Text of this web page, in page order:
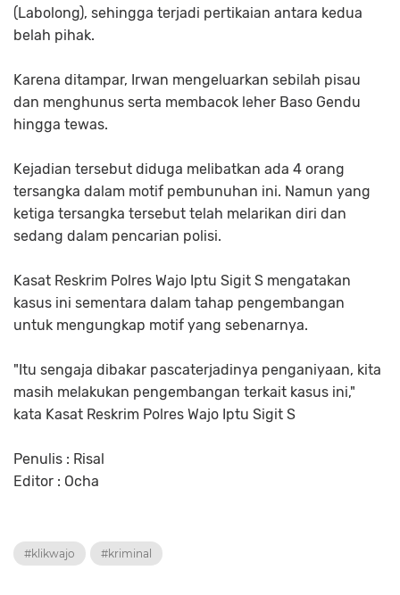
(Labolong), sehingga terjadi pertikaian antara kedua
belah pihak.
Karena ditampar, Irwan mengeluarkan sebilah pisau
dan menghunus serta membacok leher Baso Gendu
hingga tewas.
Kejadian tersebut diduga melibatkan ada 4 orang
tersangka dalam motif pembunuhan ini. Namun yang
ketiga tersangka tersebut telah melarikan diri dan
sedang dalam pencarian polisi.
Kasat Reskrim Polres Wajo Iptu Sigit S mengatakan
kasus ini sementara dalam tahap pengembangan
untuk mengungkap motif yang sebenarnya.
"Itu sengaja dibakar pascaterjadinya penganiyaan, kita
masih melakukan pengembangan terkait kasus ini,"
kata Kasat Reskrim Polres Wajo Iptu Sigit S
Penulis : Risal
Editor : Ocha
#klikwajo #kriminal